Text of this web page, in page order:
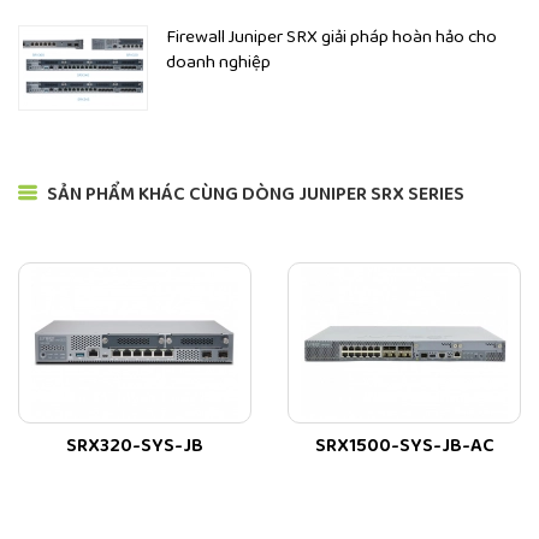
Hình ảnh: Firewall SRX4200-SYS-JE-AC chính hãng, giá tốt
SRX4200-SYS-JE-AC
- Hiệu suất:
Thông lượng tường lửa (Firewall throughput): 30 Gbps
Thông lượng VPN (VPN throughput): 7.5 Gbps
Firewall Juniper SRX giải pháp hoàn hảo cho
doanh nghiệp
SẢN PHẨM KHÁC CÙNG DÒNG JUNIPER SRX SERIES
SRX320-SYS-JB SRX1500-SYS-JB-AC